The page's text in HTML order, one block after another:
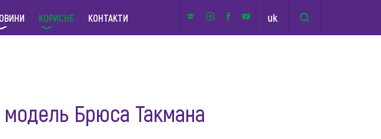
КОРИСНЕ КОНТАКТИ uk
модель Брюса Такмана